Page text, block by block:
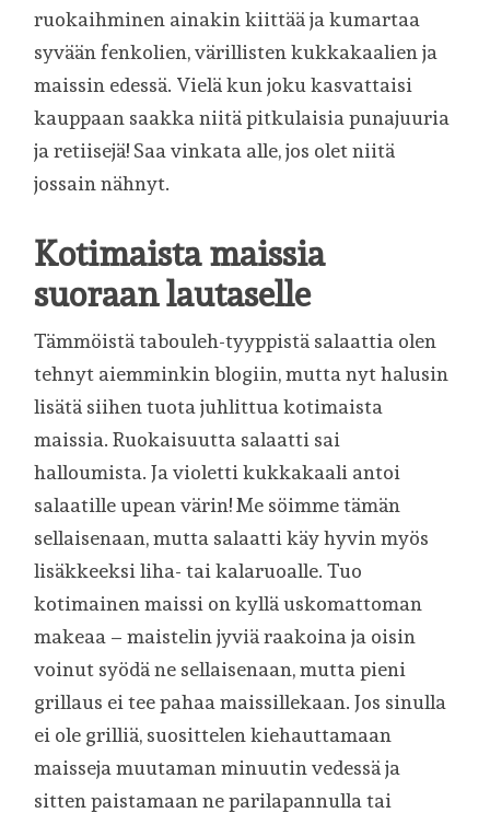
ruokaihminen ainakin kiittää ja kumartaa
syvään fenkolien, värillisten kukkakaalien ja
maissin edessä. Vielä kun joku kasvattaisi
kauppaan saakka niitä pitkulaisia punajuuria
ja retiisejä! Saa vinkata alle, jos olet niitä
jossain nähnyt.
Kotimaista maissia
suoraan lautaselle
Tämmöistä tabouleh-tyyppistä salaattia olen
tehnyt aiemminkin blogiin, mutta nyt halusin
lisätä siihen tuota juhlittua kotimaista
maissia. Ruokaisuutta salaatti sai
halloumista. Ja violetti kukkakaali antoi
salaatille upean värin! Me söimme tämän
sellaisenaan, mutta salaatti käy hyvin myös
lisäkkeeksi liha- tai kalaruoalle. Tuo
kotimainen maissi on kyllä uskomattoman
makeaa – maistelin jyviä raakoina ja oisin
voinut syödä ne sellaisenaan, mutta pieni
grillaus ei tee pahaa maissillekaan. Jos sinulla
ei ole grilliä, suosittelen kiehauttamaan
maisseja muutaman minuutin vedessä ja
sitten paistamaan ne parilapannulla tai